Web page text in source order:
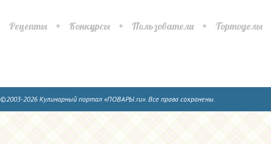
Рецепты Конкурсы Пользователи Тортоделы
©2003-2026 Кулинарный портал «ПОВАРЫ.ru». Все права сохранены.